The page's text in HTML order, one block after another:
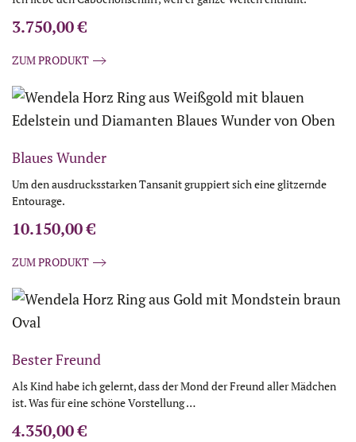
3.750,00€
ZUM PRODUKT
Blaues Wunder
Um den ausdrucksstarken Tansanit gruppiert sich eine glitzernde
Entourage.
10.150,00€
ZUM PRODUKT
Bester Freund
Als Kind habe ich gelernt, dass der Mond der Freund aller Mädchen
ist. Was für eine schöne Vorstellung …
4.350,00€